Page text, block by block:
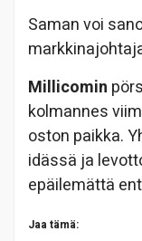
Saman voi
Millicomin
kolmannes
oston paikka.
idässä ja
epäilemättä
Jaa tämä: